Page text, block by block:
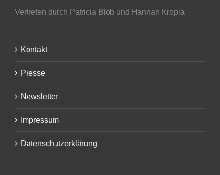
Vertreten durch Patricia Blob und Hannah Kropla
Kontakt
Presse
Newsletter
Impressum
Datenschutzerklärung